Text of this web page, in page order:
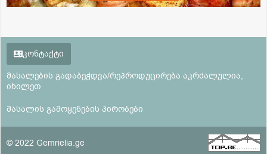
კონტაქტი
მასალების გადაბეჭდვა/რეპროდუცირება აკრძალულია,
იხილეთ
მასალის გამოყენების პირობები
© 2022 Gemrielia.ge